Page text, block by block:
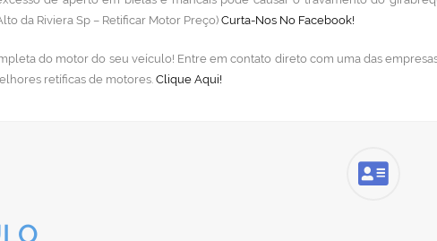
da Riviera Sp – Retificar Motor Preço) Curta-Nos No Facebook!
do motor do seu veículo! Entre em contato direto com uma das
retíficas de motores. Clique Aqui!